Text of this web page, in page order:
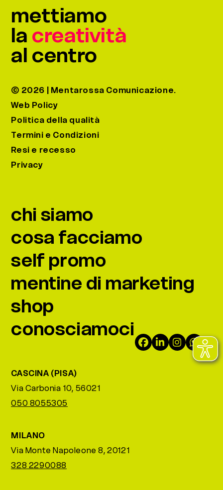
navigation
buttons
mettiamo
la creatività
al centro
© 2026 | Mentarossa Comunicazione.
Web Policy
Politica della qualità
Termini e Condizioni
Resi e recesso
Privacy
chi siamo
cosa facciamo
self promo
mentine di marketing
shop
conosciamoci
Facebook
LinkedIn
CASCINA (PISA)
Via Carbonia 10, 56021
050 8055305
MILANO
Via Monte Napoleone 8, 20121
328 2290088